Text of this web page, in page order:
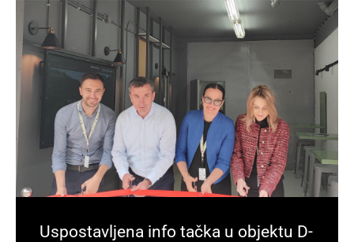
Uspostavljena info tačka u objektu D-